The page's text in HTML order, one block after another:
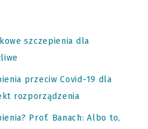
szczepienia dla
przeciw Covid-19 dla
rozporządzenia
Prof. Banach: Albo to,